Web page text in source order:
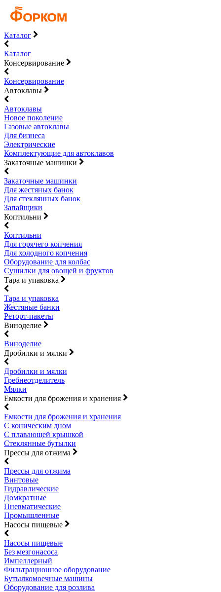
Каталог
Каталог
Консервирование
Консервирование
Автоклавы
Автоклавы
Новое поколение
Газовые автоклавы
Для бизнеса
Электрические
Комплектующие для автоклавов
Закаточные машинки
Закаточные машинки
Для жестяных банок
Для стеклянных банок
Запайщики
Коптильни
Коптильни
Для горячего копчения
Для холодного копчения
Оборудование для колбас
Сушилки для овощей и фруктов
Тара и упаковка
Тара и упаковка
Жестяные банки
Реторт-пакеты
Виноделие
Виноделие
Дробилки и мялки
Дробилки и мялки
Гребнеотделитель
Мялки
Емкости для брожения и хранения
Емкости для брожения и хранения
С коническим дном
С плавающей крышкой
Стеклянные бутылки
Прессы для отжима
Прессы для отжима
Винтовые
Гидравлические
Домкратные
Пневматические
Промышленные
Насосы пищевые
Насосы пищевые
Без мезгонасоса
Импеллерный
Фильтрационное оборудование
Бутылкомоечные машины
Оборудование для розлива